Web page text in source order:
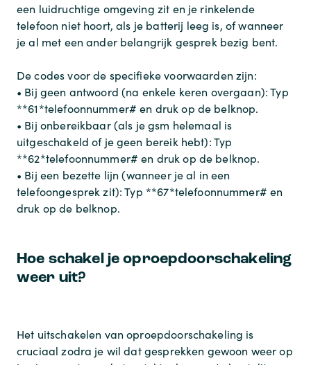
een luidruchtige omgeving zit en je rinkelende
telefoon niet hoort, als je batterij leeg is, of wanneer
je al met een ander belangrijk gesprek bezig bent.
De codes voor de specifieke voorwaarden zijn:
• Bij geen antwoord (na enkele keren overgaan): Typ
**61*telefoonnummer# en druk op de belknop.
• Bij onbereikbaar (als je gsm helemaal is
uitgeschakeld of je geen bereik hebt): Typ
**62*telefoonnummer# en druk op de belknop.
• Bij een bezette lijn (wanneer je al in een
telefoongesprek zit): Typ **67*telefoonnummer# en
druk op de belknop.
Hoe schakel je oproepdoorschakeling
weer uit?
Het uitschakelen van oproepdoorschakeling is
cruciaal zodra je wil dat gesprekken gewoon weer op